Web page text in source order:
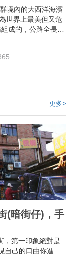
境內的大西洋海濱
世界上最美但又危
成的，公路全長約
更多>
(暗街仔)，手
，第一印象絕對是
己的口由你進入